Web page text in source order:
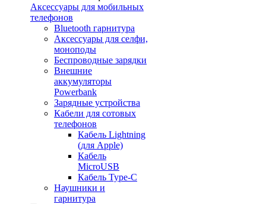
Аксессуары для мобильных
телефонов
Bluetooth гарнитура
Аксессуары для селфи,
моноподы
Беспроводные зарядки
Внешние
аккумуляторы
Powerbank
Зарядные устройства
Кабели для сотовых
телефонов
Кабель Lightning
(для Apple)
Кабель
MicroUSB
Кабель Type-C
Наушники и
гарнитура